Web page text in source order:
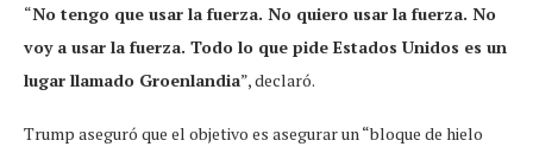
“No tengo que usar la fuerza. No quiero usar la fuerza. No
voy a usar la fuerza. Todo lo que pide Estados Unidos es un
lugar llamado Groenlandia”, declaró.
Trump aseguró que el objetivo es asegurar un “bloque de hielo